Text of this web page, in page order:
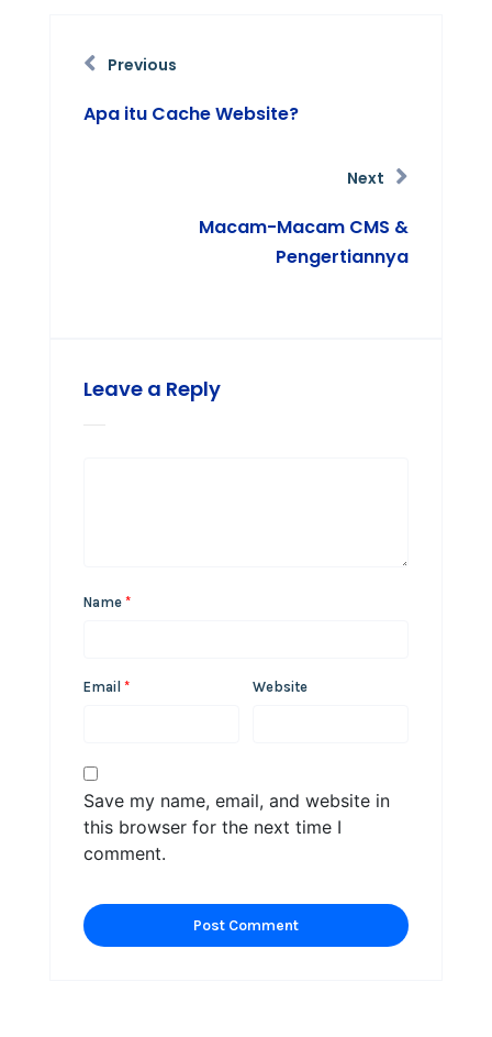
Previous
Apa itu Cache Website?
Next
Macam-Macam CMS &
Pengertiannya
Leave a Reply
Name *
Email * Website
Save my name, email, and website in
this browser for the next time I
comment.